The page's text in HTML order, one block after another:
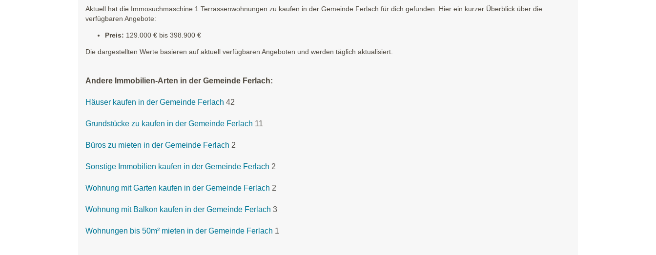
Aktuell hat die Immosuchmaschine 1 Terrassenwohnungen zu kaufen in der Gemeinde Ferlach für dich gefunden. Hier ein kurzer Überblick über die
verfügbaren Angebote:
Preis: 129.000 € bis 398.900 €
Die dargestellten Werte basieren auf aktuell verfügbaren Angeboten und werden täglich aktualisiert.
Andere Immobilien-Arten in der Gemeinde Ferlach:
Häuser kaufen in der Gemeinde Ferlach 42
Grundstücke zu kaufen in der Gemeinde Ferlach 11
Büros zu mieten in der Gemeinde Ferlach 2
Sonstige Immobilien kaufen in der Gemeinde Ferlach 2
Wohnung mit Garten kaufen in der Gemeinde Ferlach 2
Wohnung mit Balkon kaufen in der Gemeinde Ferlach 3
Wohnungen bis 50m² mieten in der Gemeinde Ferlach 1